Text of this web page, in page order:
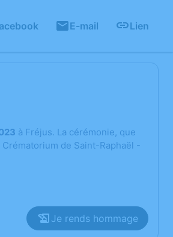
E-mail Lien
à Fréjus. La cérémonie, que
de Saint-Raphaël -
Je rends hommage